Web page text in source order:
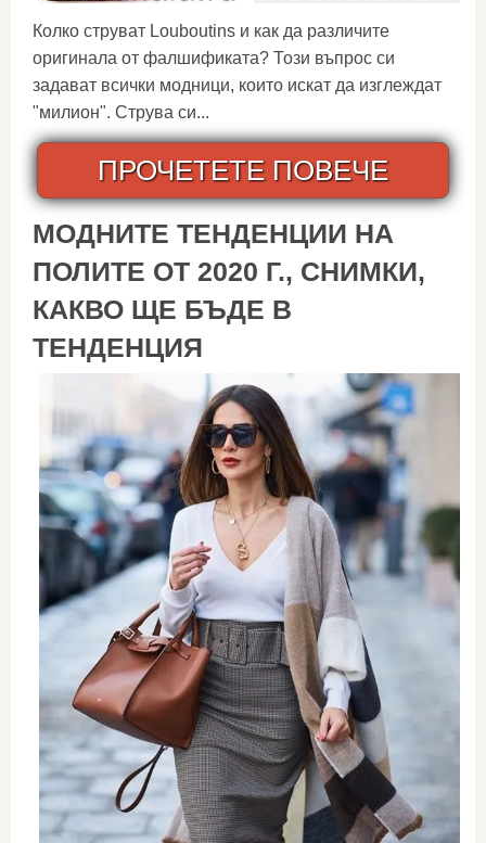
Колко струват Louboutins и как да различите
оригинала от фалшификата? Този въпрос си
задават всички модници, които искат да изглеждат
"милион". Струва си...
ПРОЧЕТЕТЕ ПОВЕЧЕ
МОДНИТЕ ТЕНДЕНЦИИ НА
ПОЛИТЕ ОТ 2020 Г., СНИМКИ,
КАКВО ЩЕ БЪДЕ В
ТЕНДЕНЦИЯ